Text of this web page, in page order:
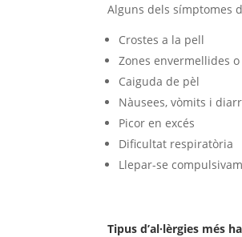
Alguns dels símptomes
Crostes a la pell
Zones envermellides
Caiguda de pèl
Nàusees, vòmits i
Picor en excés
Dificultat respiratòria
Llepar-se
Tipus d’al·lèrgies més